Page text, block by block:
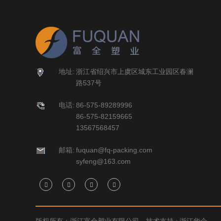
地址: 浙江省绍兴市上虞区城东工业园区春澜
路537号
电话: 86-575-89289996
86-575-82159665
13567568457
邮箱: fuquan@fq-packing.com
syfeng@163.com